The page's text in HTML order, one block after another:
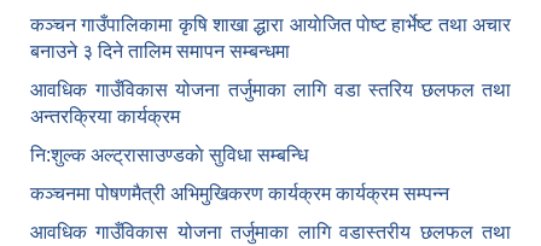
कञ्‍चन गाउँपालिकामा कृषि शाखा द्धारा आयाेजित पाेष्ट हार्भेष्ट तथा अचार
बनाउने ३ दिने तालिम समापन सम्बन्‍धमा
आवधिक गाउँविकास योजना तर्जुमाका लागि वडा स्तरिय छलफल तथा
अन्तरक्रिया कार्यक्रम
नि:शुल्क अल्ट्रासाउण्डकाे सुविधा सम्बन्धि
कञ्चनमा पोषणमैत्री अभिमुखिकरण कार्यक्रम कार्यक्रम सम्पन्न
आवधिक गाउँविकास योजना तर्जुमाका लागि वडास्तरीय छलफल तथा